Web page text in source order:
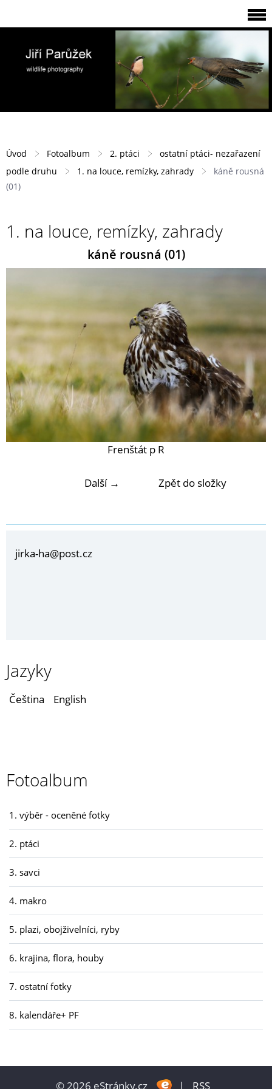
Úvod Fotoalbum 2. ptáci
ostatní ptáci- nezařazení
podle druhu
1. na louce, remízky, zahrady
káně rousná
(01)
1. na louce, remízky, zahrady
káně rousná (01)
Frenštát p R
Další → Zpět do složky
jirka-ha@post.cz
Jazyky
Čeština English
Fotoalbum
1. výběr - oceněné fotky
2. ptáci
3. savci
4. makro
5. plazi, obojživelníci, ryby
6. krajina, flora, houby
7. ostatní fotky
8. kalendáře+ PF
© 2026 eStránky.cz | RSS